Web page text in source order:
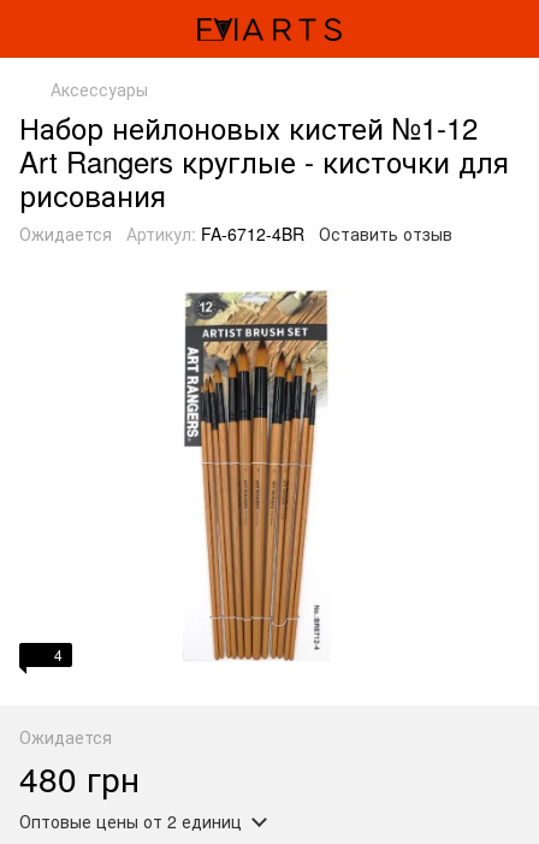
Аксессуары
Набор нейлоновых кистей №1-12
Art Rangers круглые - кисточки для
рисования
Ожидается Артикул: FA-6712-4BR Оставить отзыв
4
Ожидается
480 грн
Оптовые цены от 2 единиц